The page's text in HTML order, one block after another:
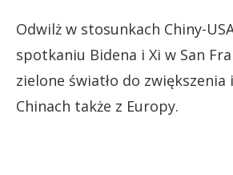
Odwilż w stosunkach Chiny-
spotkaniu Bidena i Xi w San
zielone światło do
Chinach także z Europy.